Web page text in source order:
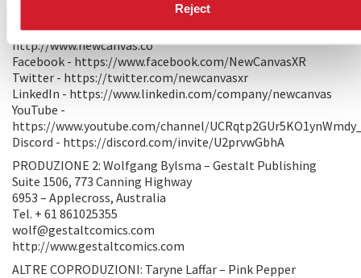
Reject
hi@newcanvas.co
http://www.newcanvas.co
Facebook - https://www.facebook.com/NewCanvasXR
Twitter - https://twitter.com/newcanvasxr
LinkedIn - https://www.linkedin.com/company/newcanvas
YouTube -
https://www.youtube.com/channel/
Discord - https://discord.com/invite/U2prvwGbhA
PRODUZIONE 2: Wolfgang Bylsma – Gestalt Publishing
Suite 1506, 773 Canning Highway
6953 – Applecross, Australia
Tel. + 61 861025355
wolf@gestaltcomics.com
http://www.gestaltcomics.com
ALTRE COPRODUZIONI: Taryne Laffar – Pink Pepper